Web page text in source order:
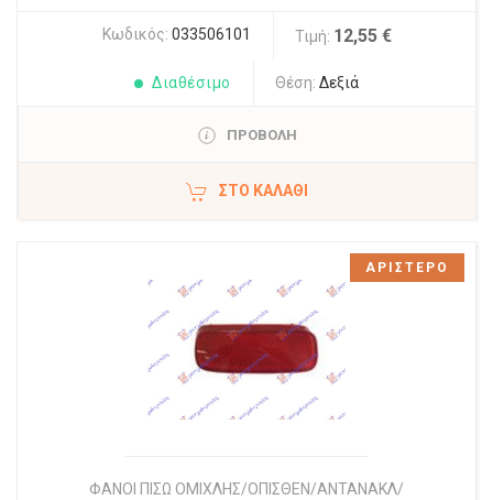
Κωδικός: 033506101 Τιμή: 12,55 €
Διαθέσιμο Θέση: Δεξιά
ΠΡΟΒΟΛΗ
ΣΤΟ ΚΑΛΆΘΙ
ΦΑΝΟΙ ΠΙΣΩ ΟΜΙΧΛΗΣ/ΟΠΙΣΘΕΝ/ΑΝΤΑΝΑΚΛ/
ΑΡΙΣΤΕΡΟ